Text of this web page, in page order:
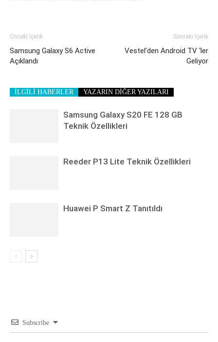
Önceki İçerik
Samsung Galaxy S6 Active
Açıklandı
Sonraki İçerik
Vestel’den Android TV ‘ler
Geliyor
İLGİLİ HABERLER YAZARIN DİĞER YAZILARI
Samsung Galaxy S20 FE 128 GB
Teknik Özellikleri
Reeder P13 Lite Teknik Özellikleri
Huawei P Smart Z Tanıtıldı
Subscribe